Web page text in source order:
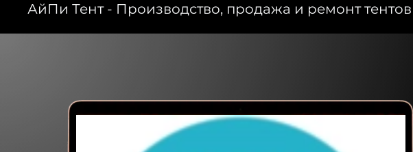
АйПи Тент - Производство, продажа и ремонт